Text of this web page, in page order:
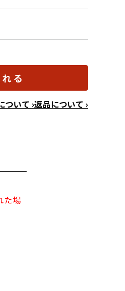
る
ついて ›返品について ›
た場